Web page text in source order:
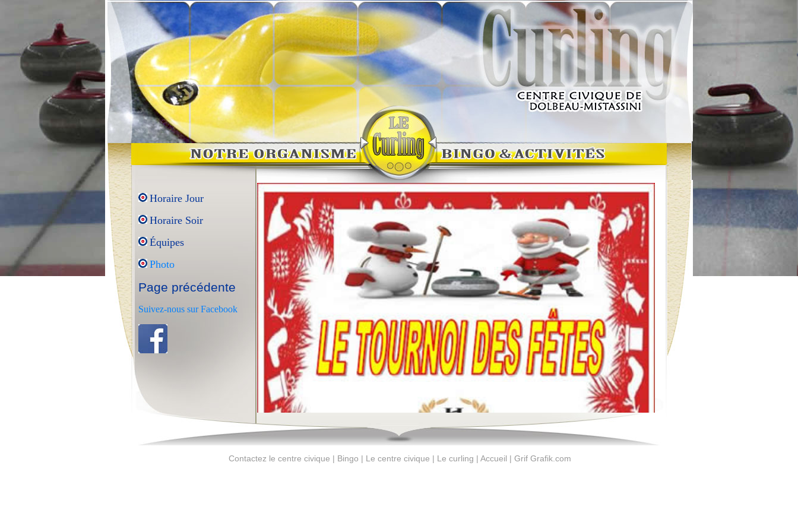
Horaire Jour
Horaire Soir
Équipes
Photo
Page précédente
Suivez-nous sur Facebook
Contactez le centre civique | Bingo | Le centre civique | Le curling | Accueil | Grif Grafik.com